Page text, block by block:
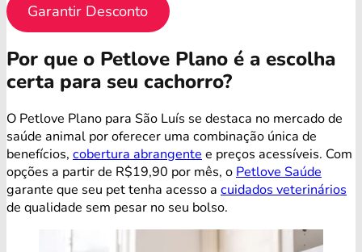
Garantir Desconto
Por que o Petlove Plano é a escolha
certa para seu cachorro?
O Petlove Plano para São Luís se destaca no mercado de
saúde animal por oferecer uma combinação única de
benefícios, cobertura abrangente e preços acessíveis. Com
opções a partir de R$19,90 por mês, o Petlove Saúde
garante que seu pet tenha acesso a cuidados veterinários
de qualidade sem pesar no seu bolso.